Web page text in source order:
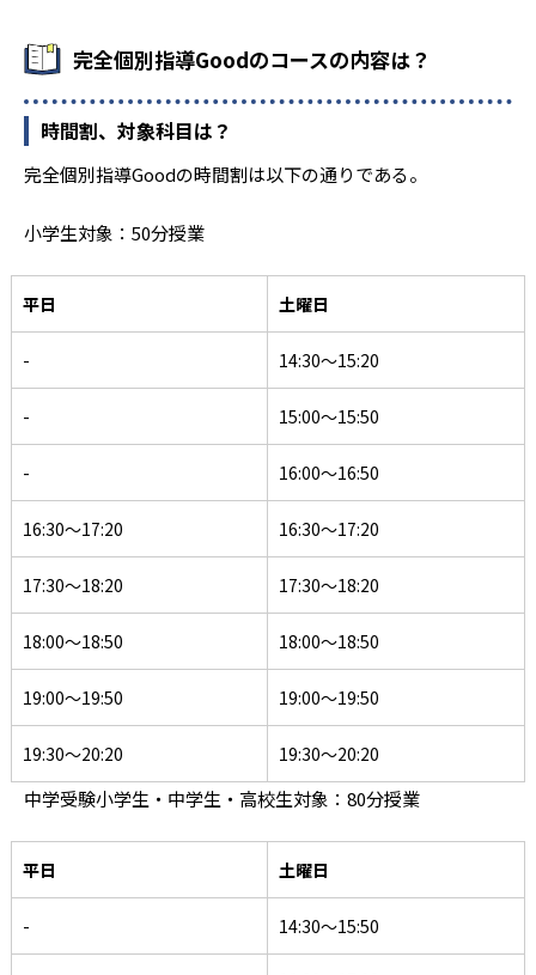
もが通うことができる。授業の曜日と時間は自分で設定す
ることができるので、どのステージの子どもでも、状況に
応じてスケジュールを調整しやすいと言える。
また、全科目の指導に対応しているので、苦手な科目をピ
ンポイントで補強することも可能だ。
大学の合格実績
国士舘大学 - 名古屋工業大学 -
完全個別指導Goodのコースの内容は？
時間割、対象科目は？
完全個別指導Goodの時間割は以下の通りである。
小学生対象：50分授業
平日 土曜日
- 14:30〜15:20
- 15:00〜15:50
- 16:00〜16:50
16:30〜17:20 16:30〜17:20
17:30〜18:20 17:30〜18:20
18:00〜18:50 18:00〜18:50
19:00〜19:50 19:00〜19:50
19:30〜20:20 19:30〜20:20
中学受験小学生・中学生・高校生対象：80分授業
平日 土曜日
- 14:30〜15:50